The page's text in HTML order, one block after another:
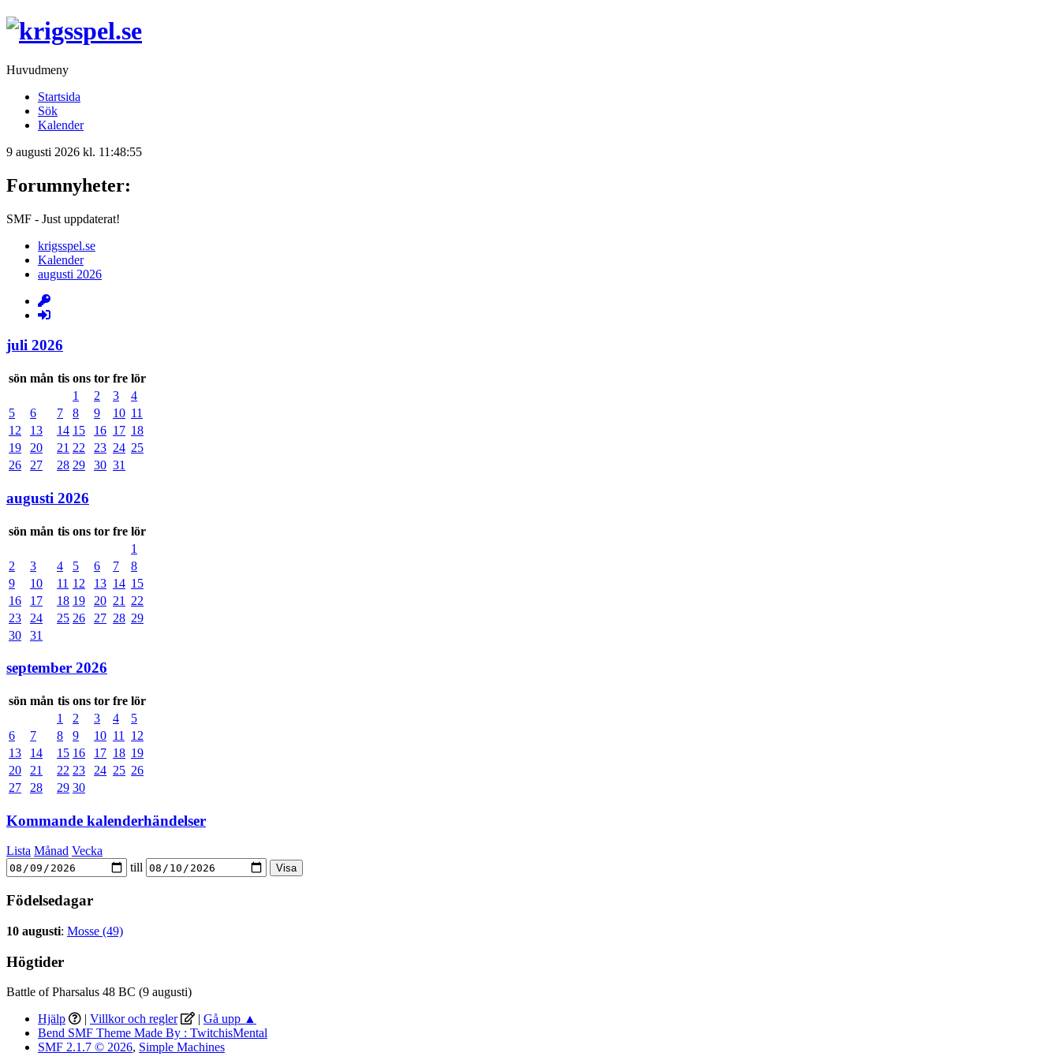
Huvudmeny
Startsida
Sök
Kalender
9 augusti 2026 kl. 11:48:55
Forumnyheter:
SMF - Just uppdaterat!
krigsspel.se
Kalender
augusti 2026
juli 2026
sön mån tis ons tor fre lör
1
2 3
4
5
6 7 8 9 10 11
12
13 14 15 16 17 18
19
20 21 22 23 24 25
26
27 28 29 30 31
augusti 2026
sön mån tis ons tor fre lör
1
2
3 4 5 6 7
8
9
10 11 12 13 14 15
16
17 18 19 20 21
22
23
24 25 26 27 28 29
30
31
september 2026
sön mån tis ons tor fre lör
1
2 3 4
5
6
7 8 9 10 11
12
13
14 15 16 17 18 19
20
21 22 23 24 25 26
27
28 29 30
Kommande kalenderhändelser
Lista Månad Vecka
till
Födelsedagar
10 augusti: Mosse (49)
Högtider
Battle of Pharsalus 48 BC (9 augusti)
Hjälp
| Villkor och regler | Gå upp ▲
Bend SMF Theme Made By : TwitchisMental
SMF 2.1.7 © 2026, Simple Machines